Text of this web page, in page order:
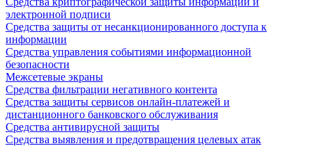
электронной подписи
Средства защиты от несанкционированного доступа к
информации
Средства управления событиями информационной
безопасности
Межсетевые экраны
Средства фильтрации негативного контента
Средства защиты сервисов онлайн-платежей и
дистанционного банковского обслуживания
Средства антивирусной защиты
Средства выявления и предотвращения целевых атак